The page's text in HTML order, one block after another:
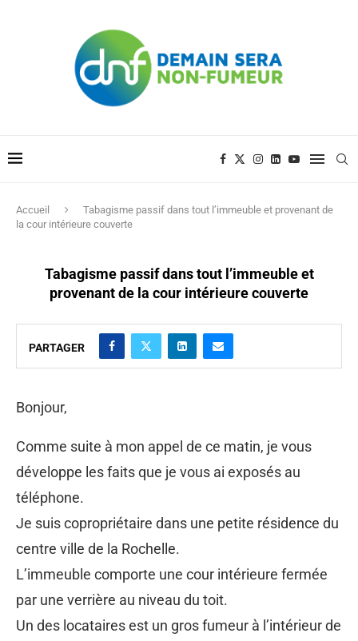
Accueil
Tabagisme passif dans tout l’immeuble et provenant de
la cour intérieure couverte
Tabagisme passif dans tout l’immeuble et
provenant de la cour intérieure couverte
PARTAGER
Bonjour,
Comme suite à mon appel de ce matin, je vous
développe les faits que je vous ai exposés au
téléphone.
Je suis copropriétaire dans une petite résidence du
centre ville de la Rochelle.
L’immeuble comporte une cour intérieure fermée
par une verrière au niveau du toit.
Un des locataires est un gros fumeur à l’intérieur de